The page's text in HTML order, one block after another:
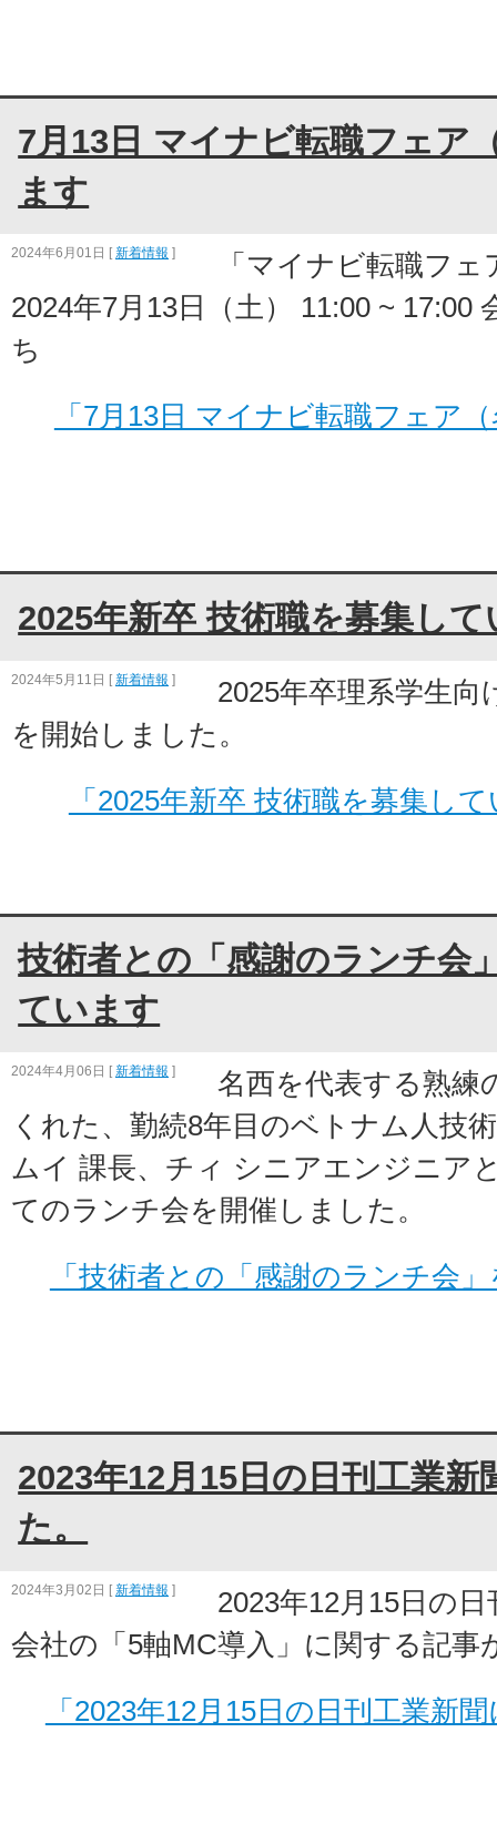
7月13日 マイナビ転職フェア
ます
2024年6月01日 [ 新着情報 ]
「マイナビ転職フ
2024年7月13日（土） 11:00 ~
ち
「7月13日 マイナビ転職フェア
2025年新卒 技術職を募集し
2024年5月11日 [ 新着情報 ]
2025年卒理系学生向
を開始しました。
「2025年新卒 技術職を募集し
技術者との「感謝のランチ会
ています
2024年4月06日 [ 新着情報 ]
名西を代表する熟練
くれた、勤続8年目のベトナム人技
ムイ 課長、チィ シニアエンジニア
てのランチ会を開催しました。
「技術者との「感謝のランチ会
2023年12月15日の日刊工業新
た。
2024年3月02日 [ 新着情報 ]
2023年12月15日の
会社の「5軸MC導入」に関する記事
「2023年12月15日の日刊工業新